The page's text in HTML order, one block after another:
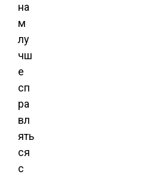
на
м
лу
чш
е
сп
ра
вл
ять
ся
с